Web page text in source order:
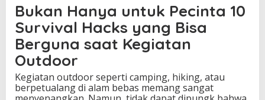
S
r
v
a
Bukan Hanya untuk Pecinta 10
Survival Hacks yang Bisa
Berguna saat Kegiatan
Outdoor
Kegiatan outdoor seperti camping, hiking, atau
berpetualang di alam bebas memang sangat